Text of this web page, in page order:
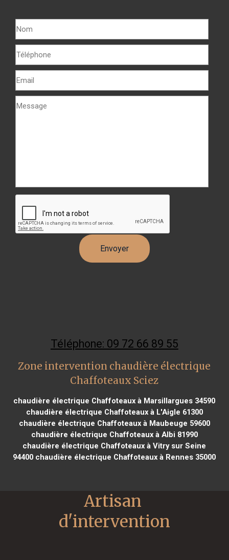
Téléphone: 09 72 66 89 55
Zone intervention chaudière électrique
Chaffoteaux Sciez
chaudière électrique Chaffoteaux à Marsillargues 34590
chaudière électrique Chaffoteaux à L'Aigle 61300
chaudière électrique Chaffoteaux à Maubeuge 59600
chaudière électrique Chaffoteaux à Albi 81990
chaudière électrique Chaffoteaux à Vitry sur Seine
94400 chaudière électrique Chaffoteaux à Rennes 35000
Artisan
d'intervention